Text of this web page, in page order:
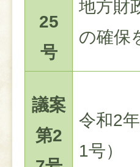
25
号
地方財
の確保
議案
第2
令和2
1号）